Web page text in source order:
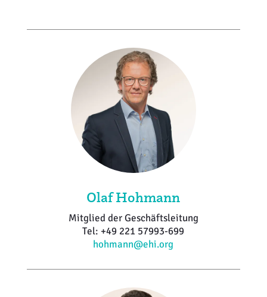
Olaf Hohmann
Mitglied der Geschäftsleitung
Tel: +49 221 57993-699
hohmann@ehi.org